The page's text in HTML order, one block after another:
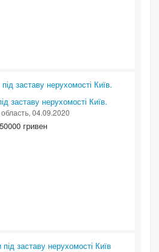
заставу нерухомості Київ.
, 04.09.2020
50000 гривен